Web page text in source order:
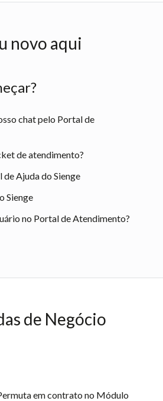
novo aqui
chat pelo Portal de
de atendimento?
de Ajuda do Sienge
Sienge
no Portal de Atendimento?
de Negócio
em contrato no Módulo